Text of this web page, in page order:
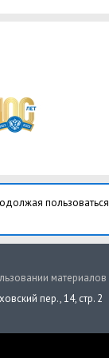
материалов
пер., 14, стр. 2